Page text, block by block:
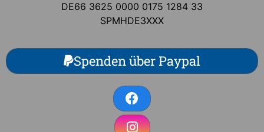
DE66 3625 0000 0175 1284 33
SPMHDE3XXX
Spenden über Paypal